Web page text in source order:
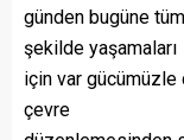
günden bugüne
şekilde yaşamaları
için var gücümüzle
çevre